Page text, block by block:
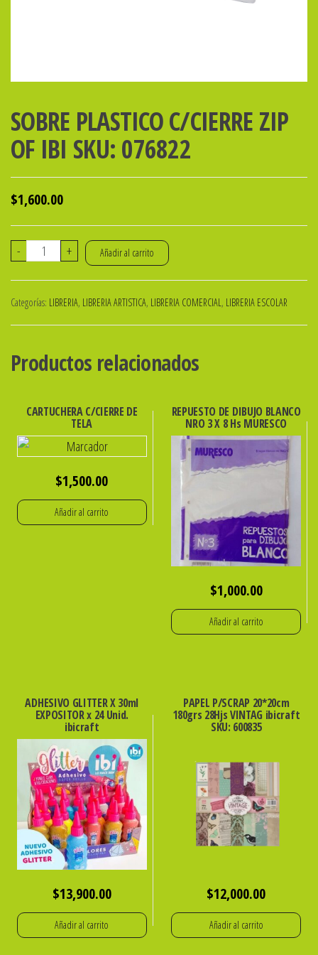
SOBRE PLASTICO C/CIERRE ZIP
OF IBI SKU: 076822
$1,600.00
-
SOBRE
ZIP
OF
SKU:
cantidad
+ Añadir al carrito
Categorías: LIBRERIA, LIBRERIA ARTISTICA, LIBRERIA COMERCIAL, LIBRERIA ESCOLAR
Productos relacionados
CARTUCHERA C/CIERRE DE
TELA
$1,500.00
Añadir al carrito
REPUESTO DE DIBUJO BLANCO
NRO 3 X 8 Hs MURESCO
$1,000.00
Añadir al carrito
ADHESIVO GLITTER X 30ml
EXPOSITOR x 24 Unid.
ibicraft
$13,900.00
Añadir al carrito
PAPEL P/SCRAP 20*20cm
180grs 28Hjs VINTAG ibicraft
SKU: 600835
$12,000.00
Añadir al carrito